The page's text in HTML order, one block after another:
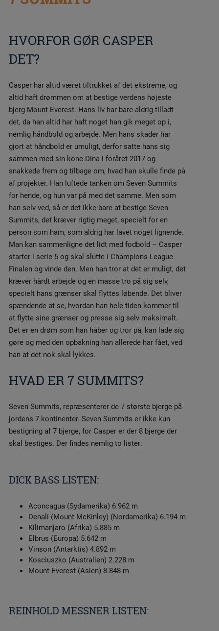
HVORFOR GØR CASPER
DET?
Casper har altid været tiltrukket af det ekstreme, og
altid haft drømmen om at bestige verdens højeste
bjerg Mount Everest. Hans liv har bare aldrig tilladt
det, da han altid har haft noget han gik meget op i,
nemlig håndbold og arbejde. Men hans skader har
gjort at håndbold er umuligt, derfor satte hans sig
sammen med sin kone Dina i foråret 2017 og
snakkede frem og tilbage om, hvad han skulle finde på
af projekter. Han luftede tanken om Seven Summits
for hende, og hun var på med det samme. Men som
han selv ved, så er det ikke bare at bestige Seven
Summits, det kræver rigtig meget, specielt for en
person som ham, som aldrig har lavet noget lignende.
Man kan sammenligne det lidt med fodbold – Casper
starter i serie 5 og skal slutte i Champions League
Finalen og vinde den. Men han tror at det er muligt, det
kræver hårdt arbejde og en masse tro på sig selv,
specielt hans grænser skal flyttes løbende. Det bliver
spændende at se, hvordan han hele tiden kommer til
at flytte sine grænser og presse sig selv maksimalt.
Det er en drøm som han håber og tror på, kan lade sig
gøre og med den opbakning han allerede har fået, ved
han at det nok skal lykkes.
HVAD ER 7 SUMMITS?
Seven Summits, repræsenterer de 7 største bjerge på
jordens 7 kontinenter. Seven Summits er ikke kun
bestigning af 7 bjerge, for Casper er der 8 bjerge der
skal bestiges. Der findes nemlig to lister:
DICK BASS LISTEN:
Aconcagua (Sydamerika) 6.962 m
Denali (Mount McKinley) (Nordamerika) 6.194 m
Kilimanjaro (Afrika) 5.885 m
Elbrus (Europa) 5.642 m
Vinson (Antarktis) 4.892 m
Kosciuszko (Australien) 2.228 m
Mount Everest (Asien) 8.848 m
REINHOLD MESSNER LISTEN: